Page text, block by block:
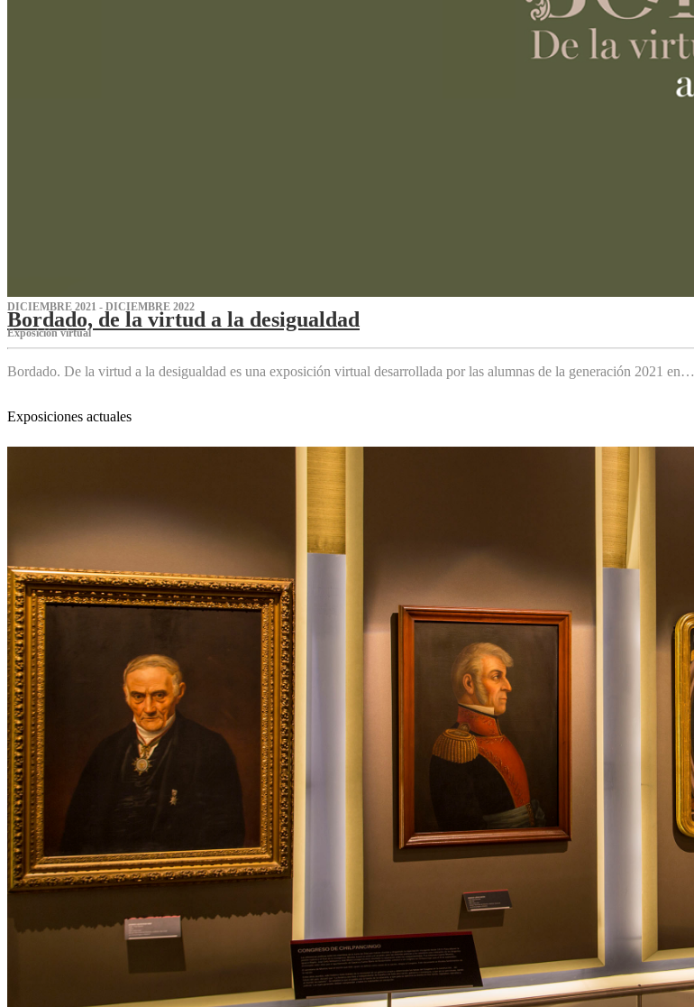
DICIEMBRE 2021 - DICIEMBRE 2022
Bordado, de la virtud a la desigualdad
Exposición virtual‌
Bordado. De la virtud a la desigualdad es una exposición virtual desarrollada por las alumnas de la generación 2021 en…
Exposiciones actuales